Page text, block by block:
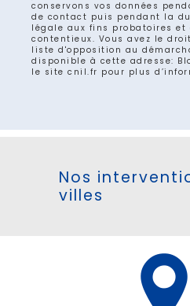
conservons vos données
de contact puis pendant la
légale aux fins probatoires et
contentieux. Vous avez le
liste d'opposition au
disponible à cette adresse:
le site cnil.fr pour plus
Nos
villes